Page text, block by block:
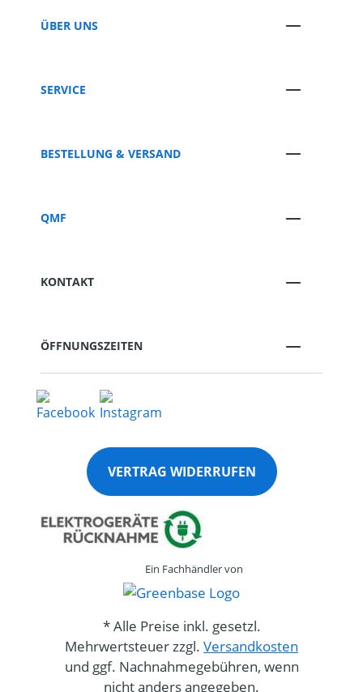
ÜBER UNS
SERVICE
BESTELLUNG & VERSAND
QMF
KONTAKT
ÖFFNUNGSZEITEN
VERTRAG WIDERRUFEN
Ein Fachhändler von
* Alle Preise inkl. gesetzl.
Mehrwertsteuer zzgl. Versandkosten
und ggf. Nachnahmegebühren, wenn
nicht anders angegeben.